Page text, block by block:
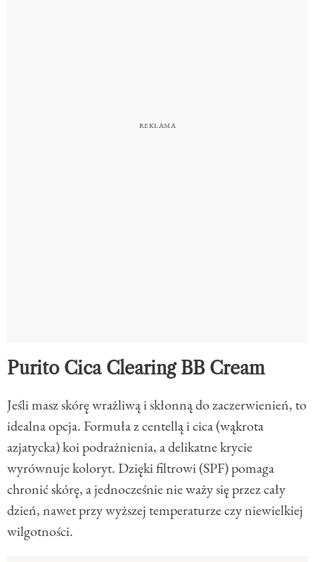
Purito Cica Clearing BB Cream
Jeśli masz skórę wrażliwą i skłonną do zaczerwienień, to
idealna opcja. Formuła z centellą i cica (wąkrota
azjatycka) koi podrażnienia, a delikatne krycie
wyrównuje koloryt. Dzięki filtrowi (SPF) pomaga
chronić skórę, a jednocześnie nie waży się przez cały
dzień, nawet przy wyższej temperaturze czy niewielkiej
wilgotności.